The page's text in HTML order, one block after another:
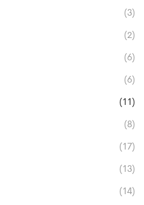
(3)
(2)
(6)
(6)
(11)
(8)
(17)
(13)
(14)